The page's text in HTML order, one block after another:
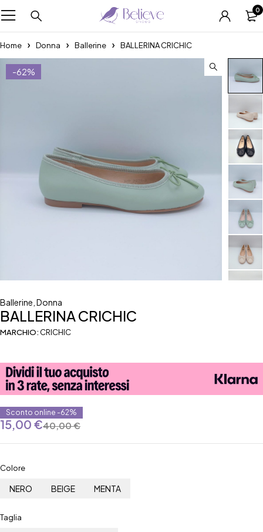
0
Home Donna Ballerine BALLERINA CRICHIC
-62%
Ballerine Donna
BALLERINA CRICHIC
MARCHIO: CRICHIC
Sconto online -62%
40,00€
15,00 €
Colore
NERO BEIGE MENTA
Taglia